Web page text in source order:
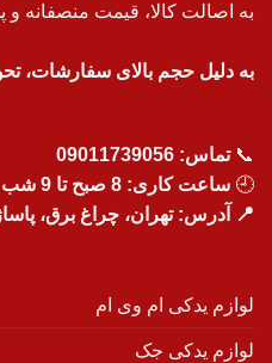
به اصالت کالا، قیمت منصفانه و
به دلیل حجم بالای سفارشات،
📞تماس: 09011739056
🕘 ساعت کاری: 8 صبح تا 9 شب
📍 آدرس: تهران، چراغ برق،
لوازم یدکی ام وی ام
لوازم یدکی جک